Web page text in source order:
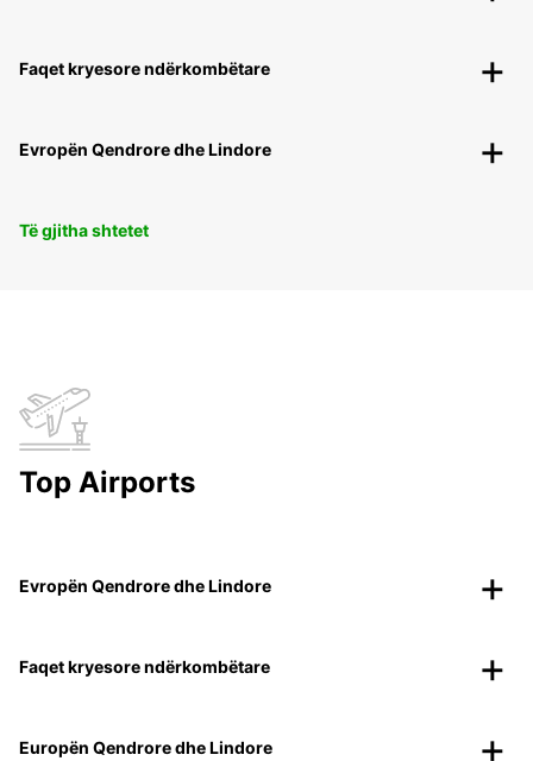
Faqet kryesore ndërkombëtare
Evropën Qendrore dhe Lindore
Të gjitha shtetet
Top Airports
Evropën Qendrore dhe Lindore
Faqet kryesore ndërkombëtare
Europën Qendrore dhe Lindore